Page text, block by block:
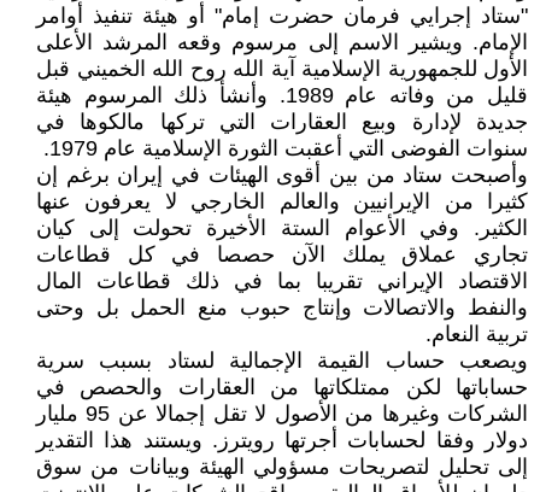
"ستاد إجرايي فرمان حضرت إمام" أو هيئة تنفيذ أوامر
الإمام. ويشير الاسم إلى مرسوم وقعه المرشد الأعلى
الأول للجمهورية الإسلامية آية الله روح الله الخميني قبل
قليل من وفاته عام 1989. وأنشأ ذلك المرسوم هيئة
جديدة لإدارة وبيع العقارات التي تركها مالكوها في
سنوات الفوضى التي أعقبت الثورة الإسلامية عام 1979.
وأصبحت ستاد من بين أقوى الهيئات في إيران برغم إن
كثيرا من الإيرانيين والعالم الخارجي لا يعرفون عنها
الكثير. وفي الأعوام الستة الأخيرة تحولت إلى كيان
تجاري عملاق يملك الآن حصصا في كل قطاعات
الاقتصاد الإيراني تقريبا بما في ذلك قطاعات المال
والنفط والاتصالات وإنتاج حبوب منع الحمل بل وحتى
تربية النعام.
ويصعب حساب القيمة الإجمالية لستاد بسبب سرية
حساباتها لكن ممتلكاتها من العقارات والحصص في
الشركات وغيرها من الأصول لا تقل إجمالا عن 95 مليار
دولار وفقا لحسابات أجرتها رويترز. ويستند هذا التقدير
إلى تحليل لتصريحات مسؤولي الهيئة وبيانات من سوق